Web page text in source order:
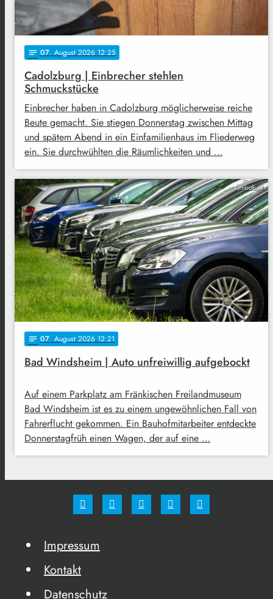
notes 07. August 2026 12:25
Cadolzburg | Einbrecher stehlen
Schmuckstücke
Einbrecher haben in Cadolzburg möglicherweise reiche
Beute gemacht. Sie stiegen Donnerstag zwischen Mittag
und spätem Abend in ein Einfamilienhaus im Fliederweg
ein. Sie durchwühlten die Räumlichkeiten und …
Symbolbild
notes 07. August 2026 12:21
Bad Windsheim | Auto unfreiwillig aufgebockt
Auf einem Parkplatz am Fränkischen Freilandmuseum
Bad Windsheim ist es zu einem ungewöhnlichen Fall von
Fahrerflucht gekommen. Ein Bauhofmitarbeiter entdeckte
Donnerstagfrüh einen Wagen, der auf eine …
Impressum
Kontakt
Datenschutz